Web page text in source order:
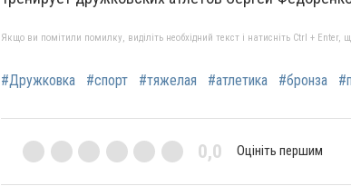
Якщо ви помітили помилку, виділіть необхідний текст і натисніть Ctrl + Enter,
#Дружковка #спорт #тяжелая #атлетика #бронза
0,0 Оцініть першим